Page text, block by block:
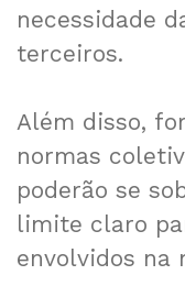
necessidade
terceiros.
Além disso,
normas
poderão se
limite claro
envolvidos na